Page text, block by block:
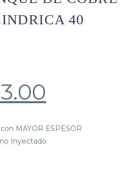
40
MAYOR ESPESOR
Inyectado